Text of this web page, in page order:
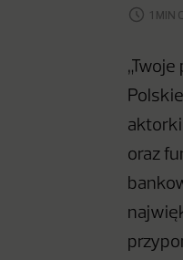
1 MIN
aktorki
oraz